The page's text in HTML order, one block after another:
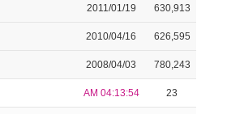
2011/01/19 630,913
2010/04/16 626,595
2008/04/03 780,243
AM 04:13:54 23